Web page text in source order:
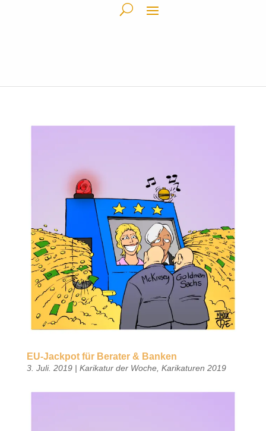
EU-Jackpot für Berater & Banken
3. Juli. 2019| Karikatur der Woche, Karikaturen 2019